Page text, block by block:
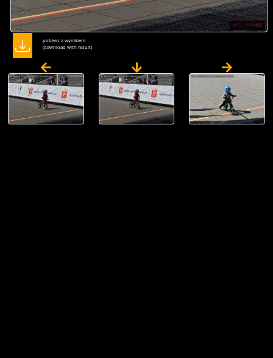
pobierz z wynikiem
(dawnload with result)